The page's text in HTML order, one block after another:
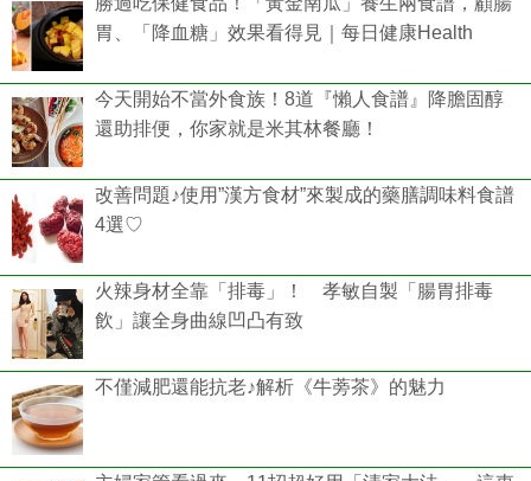
胃、「降血糖」效果看得見｜每日健康Health
今天開始不當外食族！8道『懶人食譜』降膽固醇
還助排便，你家就是米其林餐廳！
改善問題♪使用”漢方食材”來製成的藥膳調味料食譜
4選♡
火辣身材全靠「排毒」！ 孝敏自製「腸胃排毒
飲」讓全身曲線凹凸有致
不僅減肥還能抗老♪解析《牛蒡茶》的魅力